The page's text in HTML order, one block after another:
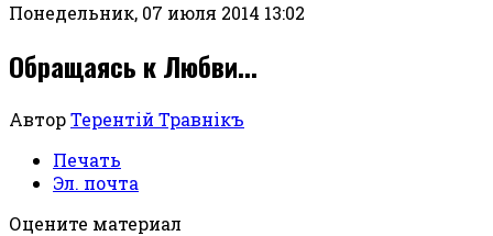
Понедельник, 07 июля 2014 13:02
Обращаясь к Любви...
АвторТерентiй Травнiкъ
Печать
Эл. почта
Оцените материал